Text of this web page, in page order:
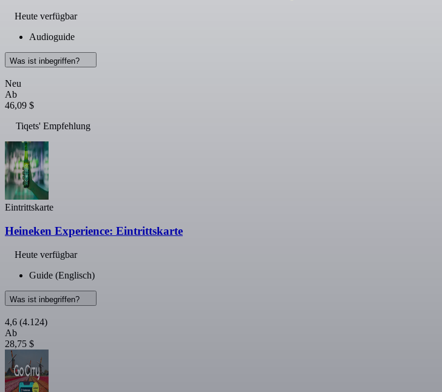
Heute verfügbar
Audioguide
Was ist inbegriffen?
Neu
Ab
46,09 $
Tiqets' Empfehlung
Eintrittskarte
Heineken Experience: Eintrittskarte
Heute verfügbar
Guide (Englisch)
Was ist inbegriffen?
4,6 (4.124)
Ab
28,75 $